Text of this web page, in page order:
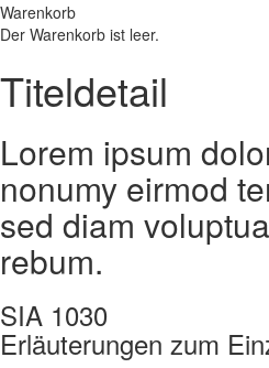
Warenkorb
Der Warenkorb ist leer.
Titeldetail
Lorem ipsum
nonumy eirmod
sed diam
rebum.
SIA 1030
Erläuterungen zum